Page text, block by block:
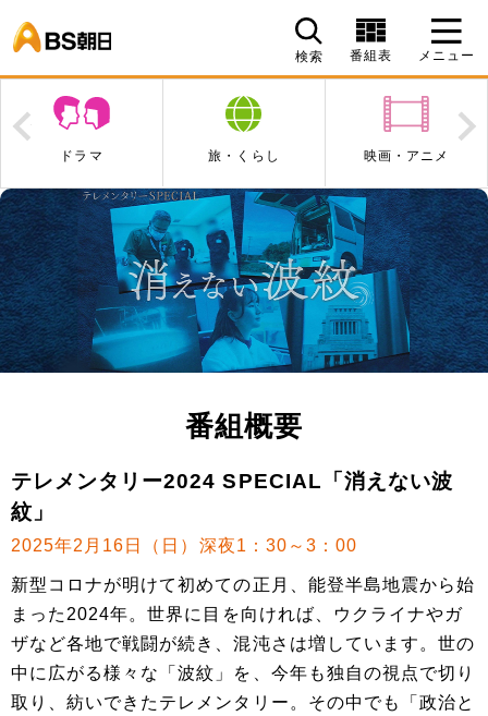
検索 番組表 メニュー
ドラマ 旅・くらし 映画・アニメ
Prev
番組概要
テレメンタリー2024 SPECIAL「消えない波
紋」
2025年2月16日（日）深夜1：30～3：00
新型コロナが明けて初めての正月、能登半島地震から始
まった2024年。世界に目を向ければ、ウクライナやガ
ザなど各地で戦闘が続き、混沌さは増しています。世の
中に広がる様々な「波紋」を、今年も独自の視点で切り
取り、紡いできたテレメンタリー。その中でも「政治と